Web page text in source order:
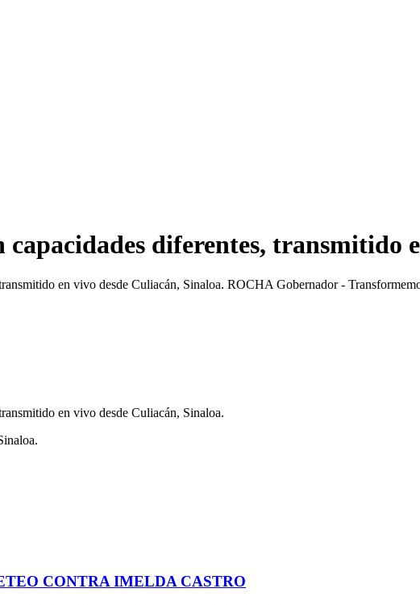
capacidades diferentes, transmitido
en vivo desde Culiacán, Sinaloa. ROCHA Gobernador -
en vivo desde Culiacán, Sinaloa.
CONTRA IMELDA CASTRO